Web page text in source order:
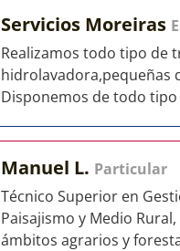
Servicios Moreiras
Realizamos todo tipo de
hidrolavadora,pequeñas
Disponemos de todo
Manuel L. Particular
Técnico Superior en
Paisajismo y Medio
ámbitos agrarios y